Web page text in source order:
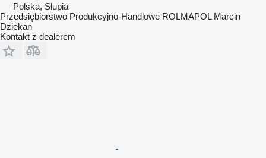
Polska, Słupia
Przedsiębiorstwo Produkcyjno-Handlowe ROLMAPOL Marcin
Dziekan
Kontakt z dealerem